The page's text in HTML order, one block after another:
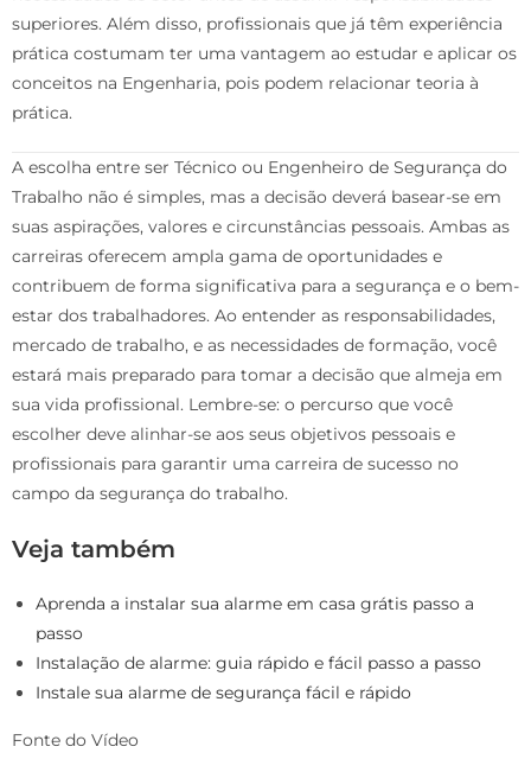
superiores. Além disso, profissionais que já têm experiência
prática costumam ter uma vantagem ao estudar e aplicar os
conceitos na Engenharia, pois podem relacionar teoria à
prática.
A escolha entre ser Técnico ou Engenheiro de Segurança do
Trabalho não é simples, mas a decisão deverá basear-se em
suas aspirações, valores e circunstâncias pessoais. Ambas as
carreiras oferecem ampla gama de oportunidades e
contribuem de forma significativa para a segurança e o bem-
estar dos trabalhadores. Ao entender as responsabilidades,
mercado de trabalho, e as necessidades de formação, você
estará mais preparado para tomar a decisão que almeja em
sua vida profissional. Lembre-se: o percurso que você
escolher deve alinhar-se aos seus objetivos pessoais e
profissionais para garantir uma carreira de sucesso no
campo da segurança do trabalho.
Veja também
Aprenda a instalar sua alarme em casa grátis passo a
passo
Instalação de alarme: guia rápido e fácil passo a passo
Instale sua alarme de segurança fácil e rápido
Fonte do Vídeo